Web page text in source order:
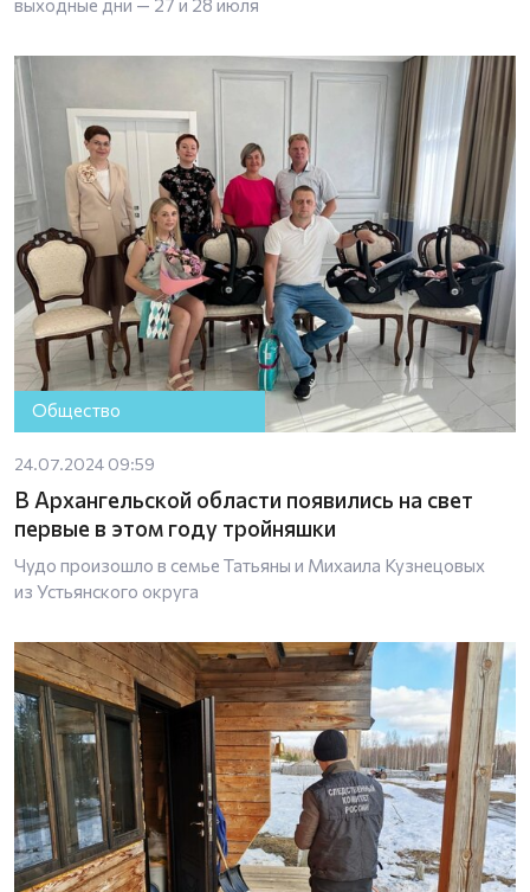
выходные дни — 27 и 28 июля
Общество
24.07.2024 09:59
В Архангельской области появились на свет
первые в этом году тройняшки
Чудо произошло в семье Татьяны и Михаила Кузнецовых
из Устьянского округа